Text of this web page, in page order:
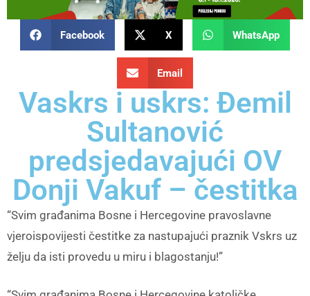
Facebook X WhatsApp
Email
Vaskrs i uskrs: Đemil
Sultanović
predsjedavajući OV
Donji Vakuf – čestitka
“Svim građanima Bosne i Hercegovine pravoslavne
vjeroispovijesti čestitke za nastupajući praznik Vskrs uz
želju da isti provedu u miru i blagostanju!”